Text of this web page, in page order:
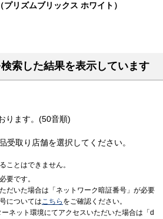
リズムブリックス ホワイト）
索した結果を表示しています
ります。(50音順)
受取り店舗を選択してください。
ことはできません。
要です。
だいた場合は「ネットワーク暗証番号」が必要
についてはこちら をご確認ください。
ネット環境にてアクセスいただいた場合は「d